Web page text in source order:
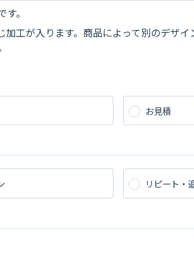
。
工が入ります。商品によって別のデザ
お見積
リピート・